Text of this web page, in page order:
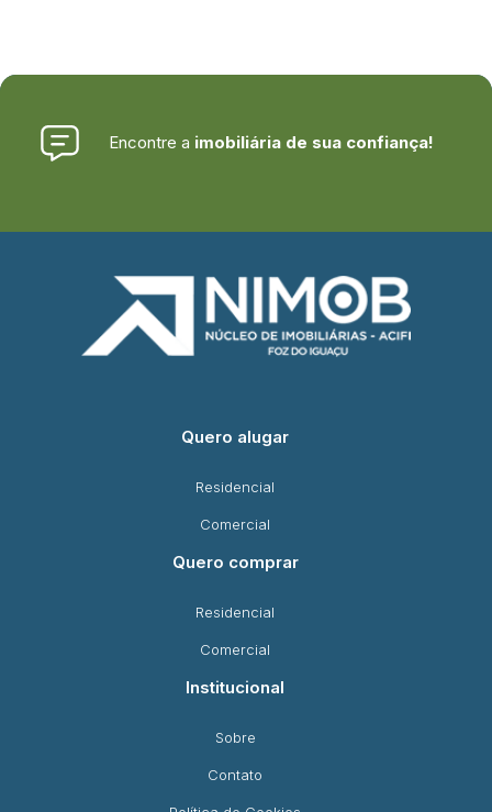
Encontre a imobiliária de sua confiança!
Quero alugar
Residencial
Comercial
Quero comprar
Residencial
Comercial
Institucional
Sobre
Contato